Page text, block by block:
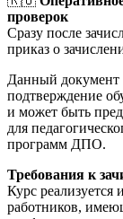
проверок
Сразу после
приказ о
Данный
подтверждение
и может быть
для
программ ДПО.
Требования к
Курс реализуется
работников,